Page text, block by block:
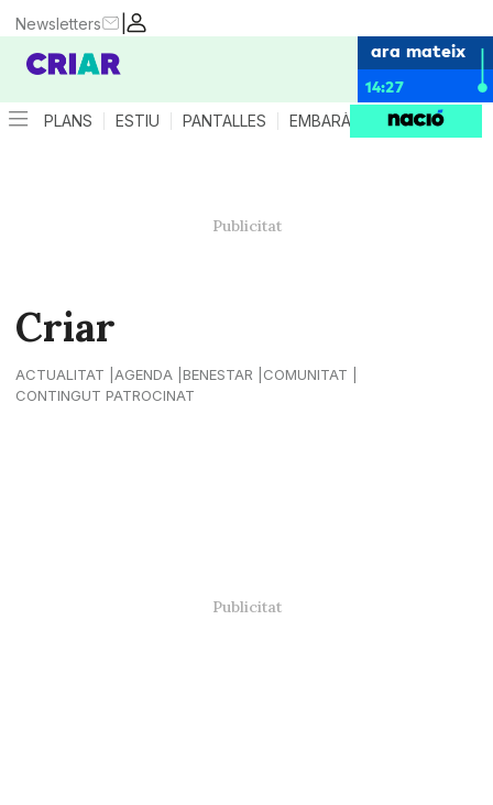
|
Newsletters
ara mateix
14:27
PLANS ESTIU PANTALLES EMBARÀS CRIANÇA
Criar
ACTUALITAT AGENDA BENESTAR
COMUNITAT
CONTINGUT PATROCINAT